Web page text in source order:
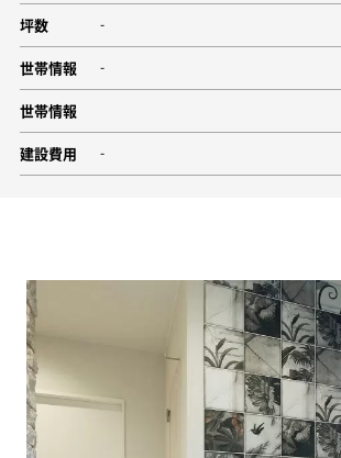
坪数 -
世帯情報 -
世帯情報
建設費用 -